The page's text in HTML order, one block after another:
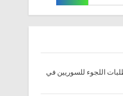
اللجوء للسوريين في